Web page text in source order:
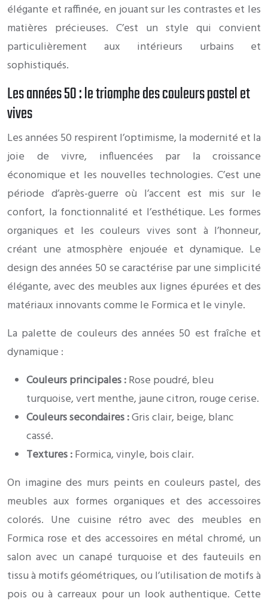
élégante et raffinée, en jouant sur les contrastes et les
matières précieuses. C’est un style qui convient
particulièrement aux intérieurs urbains et
sophistiqués.
Les années 50 : le triomphe des couleurs pastel et
vives
Les années 50 respirent l’optimisme, la modernité et la
joie de vivre, influencées par la croissance
économique et les nouvelles technologies. C’est une
période d’après-guerre où l’accent est mis sur le
confort, la fonctionnalité et l’esthétique. Les formes
organiques et les couleurs vives sont à l’honneur,
créant une atmosphère enjouée et dynamique. Le
design des années 50 se caractérise par une simplicité
élégante, avec des meubles aux lignes épurées et des
matériaux innovants comme le Formica et le vinyle.
La palette de couleurs des années 50 est fraîche et
dynamique :
Couleurs principales :Rose poudré, bleu
turquoise, vert menthe, jaune citron, rouge cerise.
Couleurs secondaires :Gris clair, beige, blanc
cassé.
Textures :Formica, vinyle, bois clair.
On imagine des murs peints en couleurs pastel, des
meubles aux formes organiques et des accessoires
colorés. Une cuisine rétro avec des meubles en
Formica rose et des accessoires en métal chromé, un
salon avec un canapé turquoise et des fauteuils en
tissu à motifs géométriques, ou l’utilisation de motifs à
pois ou à carreaux pour un look authentique. Cette